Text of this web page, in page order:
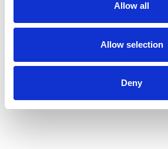
Allow all
Allow selection
Deny